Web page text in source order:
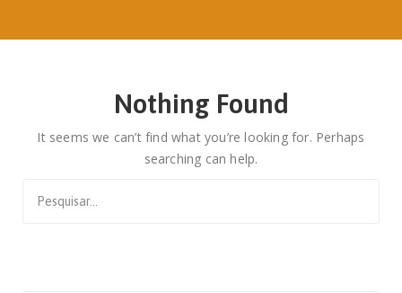
Nothing Found
It seems we can’t find what you’re looking for. Perhaps
searching can help.
for: